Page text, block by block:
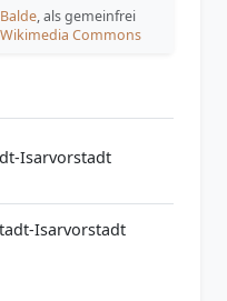
, als gemeinfrei
Wikimedia Commons
Isarvorstadt
Isarvorstadt